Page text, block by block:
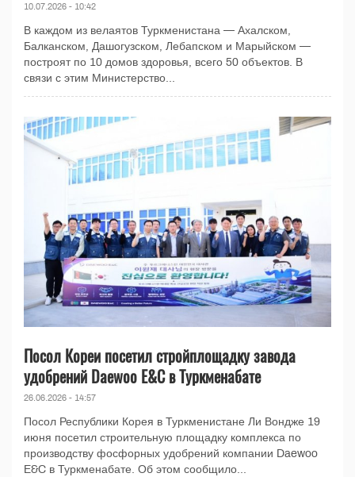
10.07.2026 - 10:42
В каждом из велаятов Туркменистана — Ахалском,
Балканском, Дашогузском, Лебапском и Марыйском —
построят по 10 домов здоровья, всего 50 объектов. В
связи с этим Министерство...
Посол Кореи посетил стройплощадку завода
удобрений Daewoo E&C в Туркменабате
26.06.2026 - 14:57
Посол Республики Корея в Туркменистане Ли Вондже 19
июня посетил строительную площадку комплекса по
производству фосфорных удобрений компании Daewoo
E&C в Туркменабате. Об этом сообщило...